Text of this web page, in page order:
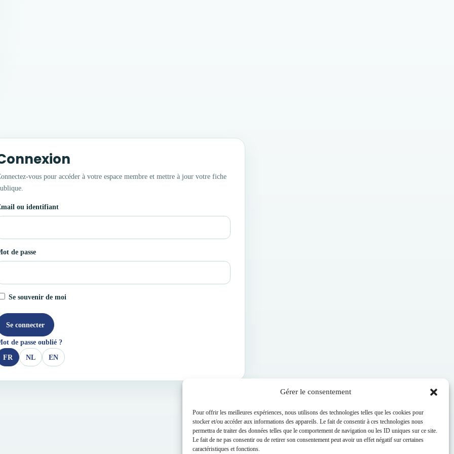
Gérer le consentement
Pour offrir les meilleures expériences, nous utilisons des technologies telles que les cookies pour
stocker et/ou accéder aux informations des appareils. Le fait de consentir à ces technologies nous
permettra de traiter des données telles que le comportement de navigation ou les ID uniques sur ce site.
Le fait de ne pas consentir ou de retirer son consentement peut avoir un effet négatif sur certaines
caractéristiques et fonctions.
vous pour accéder à votre espace membre et mettre à jour votre fiche
ou identifiant
de passe
Se souvenir de moi
Se connecter
de passe oublié ?
FR
NL EN